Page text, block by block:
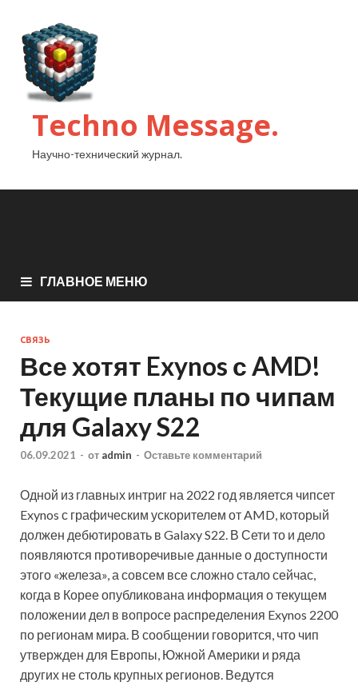
Techno Message.
Научно-технический журнал.
ГЛАВНОЕ МЕНЮ
СВЯЗЬ
Все хотят Exynos с AMD!
Текущие планы по чипам
для Galaxy S22
06.09.2021 - от admin - Оставьте комментарий
Одной из главных интриг на 2022 год является чипсет
Exynos с графическим ускорителем от AMD, который
должен дебютировать в Galaxy S22. В Сети то и дело
появляются противоречивые данные о доступности
этого «железа», а совсем все сложно стало сейчас,
когда в Корее опубликована информация о текущем
положении дел в вопросе распределения Exynos 2200
по регионам мира. В сообщении говорится, что чип
утвержден для Европы, Южной Америки и ряда
других не столь крупных регионов. Ведутся